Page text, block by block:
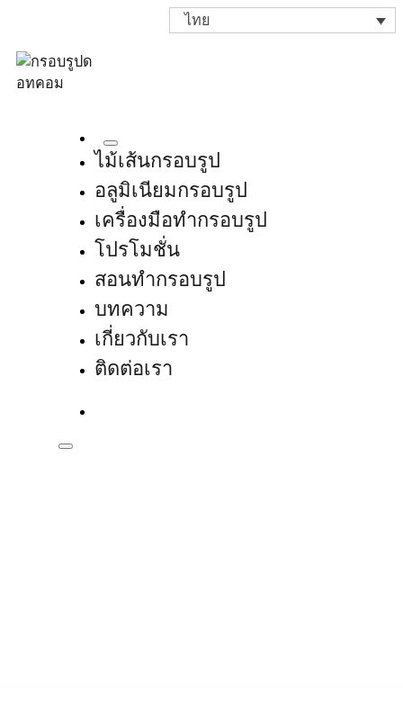
ไทย
ไม้เส้นกรอบรูป
อลูมิเนียมกรอบรูป
เครื่องมือทำกรอบรูป
โปรโมชั่น
สอนทำกรอบรูป
บทความ
เกี่ยวกับเรา
ติดต่อเรา